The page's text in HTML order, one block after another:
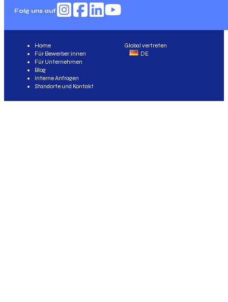
Folg uns auf
Global vertreten
DE
Home
Für Bewerber:innen
Für Unternehmen
Blog
Interne Anfragen
Standorte und Kontakt